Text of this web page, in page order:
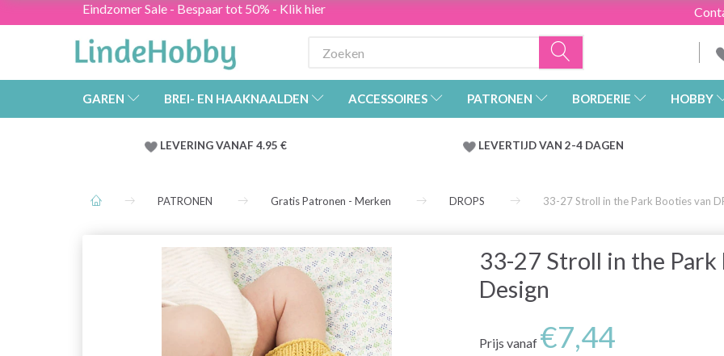
Eindzomer Sale - Bespaar tot 50% - Klik hier
GAREN BREI- EN HAAKNAALDEN ACCESSOIRES PATRONEN BORDERIE HOBBY
LEVERING VANAF 4.95 € LEVERTIJD VAN 2-4 DAGEN
PATRONEN Gratis Patronen - Merken DROPS 33-27 Stroll in the Park Booties van
33-27 Stroll in the Park
Design
Prijs vanaf €7,44